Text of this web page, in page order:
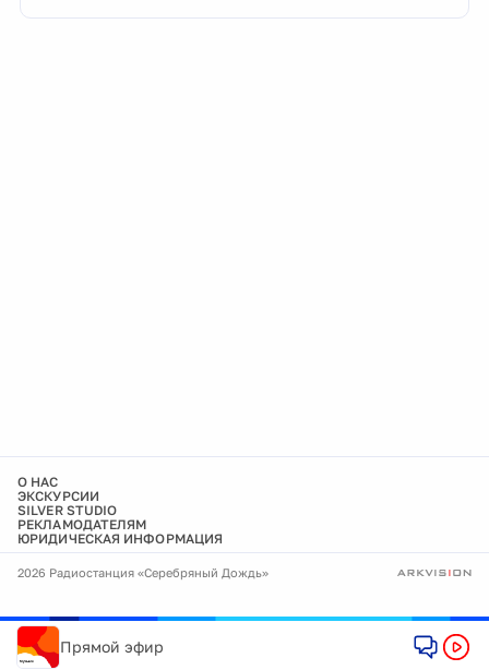
О НАС
ЭКСКУРСИИ
SILVER STUDIO
РЕКЛАМОДАТЕЛЯМ
ЮРИДИЧЕСКАЯ ИНФОРМАЦИЯ
2026 Радиостанция «Серебряный Дождь»
Прямой эфир